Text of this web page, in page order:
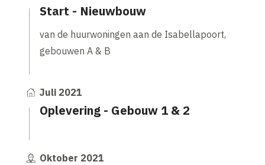
Start - Nieuwbouw
van de huurwoningen aan de Isabellapoort,
gebouwen A & B
Oplevering - Gebouw 1 & 2
Juli 2021
Oktober 2021